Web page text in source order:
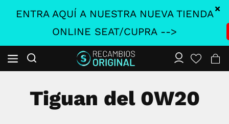
ENTRA AQUÍ A NUESTRA NUEVA TIENDA
ONLINE SEAT/CUPRA -->
Tiguan del 0W20